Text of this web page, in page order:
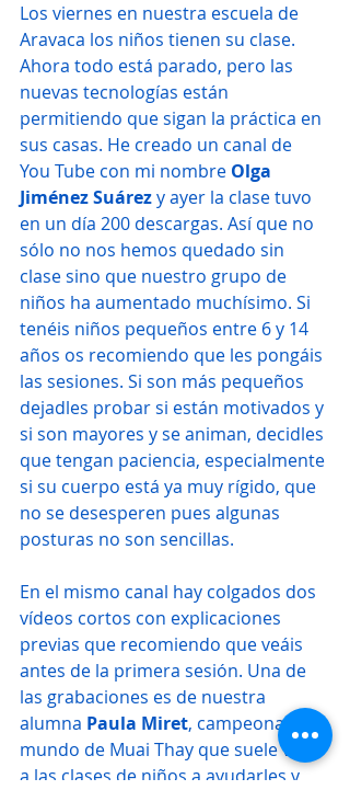
Los viernes en nuestra escuela de
Aravaca los niños tienen su clase.
Ahora todo está parado, pero las
nuevas tecnologías están
permitiendo que sigan la práctica en
sus casas. He creado un canal de
You Tube con mi nombre Olga
Jiménez Suárez y ayer la clase tuvo
en un día 200 descargas. Así que no
sólo no nos hemos quedado sin
clase sino que nuestro grupo de
niños ha aumentado muchísimo. Si
tenéis niños pequeños entre 6 y 14
años os recomiendo que les pongáis
las sesiones. Si son más pequeños
dejadles probar si están motivados y
si son mayores y se animan, decidles
que tengan paciencia, especialmente
si su cuerpo está ya muy rígido, que
no se desesperen pues algunas
posturas no son sencillas.
En el mismo canal hay colgados dos
vídeos cortos con explicaciones
previas que recomiendo que veáis
antes de la primera sesión. Una de
las grabaciones es de nuestra
alumna Paula Miret, campeona del
mundo de Muai Thay que suele venir
a las clases de niños a ayudarles y